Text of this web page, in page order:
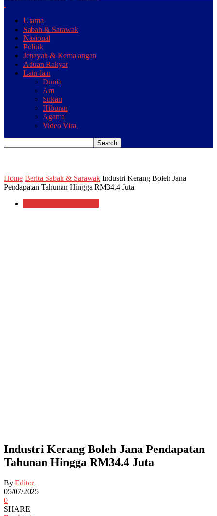
Utama
Sabah & Sarawak
Nasional
Politik
Jenayah & Kemalangan
Aduan Rakyat
Lain-lain
Dunia
Am
Sukan
Hiburan
Agama
Video Viral
Home Berita Sabah & Sarawak Industri Kerang Boleh Jana
Pendapatan Tahunan Hingga RM34.4 Juta
Industri Kerang Boleh Jana Pendapatan
Tahunan Hingga RM34.4 Juta
By Editor-
05/07/2025
0
SHARE